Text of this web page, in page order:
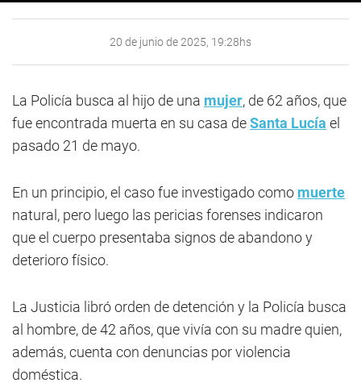
20 de junio de 2025, 19:28hs
La Policía busca al hijo de una mujer, de 62 años, que
fue encontrada muerta en su casa deSanta Lucía el
pasado 21 de mayo.
En un principio, el caso fue investigado como muerte
natural, pero luego las pericias forenses indicaron
que el cuerpo presentaba signos de abandono y
deterioro físico.
La Justicia libró orden de detención y la Policía busca
al hombre, de 42 años, que vivía con su madre quien,
además, cuenta con denuncias por violencia
doméstica.